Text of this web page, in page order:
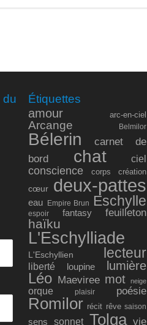
Étiquettes
amour arc-en-ciel
Arcange Belmilor
Bélerin
carnet de
bord
chat ciel
conscience corps création
cœur deux-pattes
eau Empire Brun Eschylle
espoir fantasy feuilleton
haïku
L'Eschylliade
L'Eschyllien lecteur
liberté loupine lumière
Léo Maeviree mot neige
orque plaisir poésie
Romilor récit rêve saison
sens sonnet Tolga vie